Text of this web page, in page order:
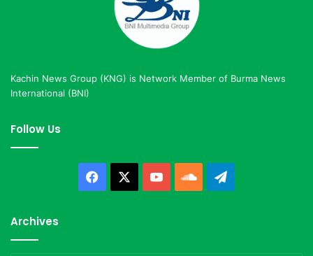
Kachin News Group (KNG) is Network Member of Burma News
International (BNI)
Follow Us
Facebook YouTubeSoundCloud
Archives